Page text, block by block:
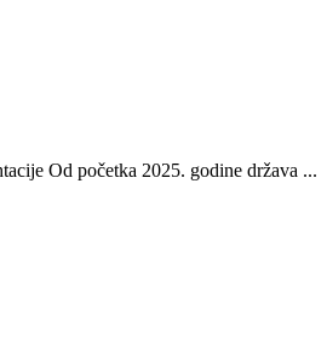
Od početka 2025. godine država ...